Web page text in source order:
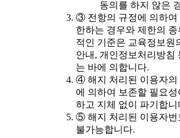
동의를 하지 않은
③ 전항의 규정에 의하여
한하는 경우와 제한의 종
적인 기준은 교육정보원
안내, 개인정보처리방침
는 바에 의합니다.
④ 해지 처리된 이용자의
에 의하여 보존할 필요성
하고 지체 없이 파기합니
⑤ 해지 처리된 이용자번
불가능합니다.